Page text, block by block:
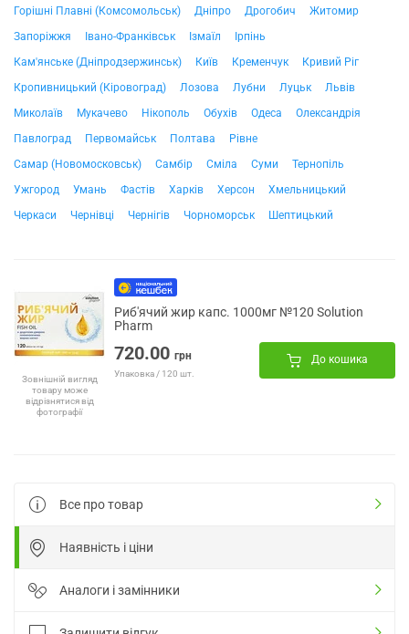
Горішні Плавні (Комсомольськ)
Дніпро Дрогобич
Житомир
Запоріжжя
Івано-Франківськ Ізмаїл
Ірпінь
Кам'янське (Дніпродзержинськ)
Київ Кременчук
Кривий Ріг
Кропивницький (Кіровоград)
Лозова Лубни Луцьк
Львів
Миколаїв
Мукачево Нікополь Обухів Одеса
Олександрія
Павлоград
Первомайськ Полтава
Рівне
Самар (Новомосковськ)
Самбір Сміла Суми
Тернопіль
Ужгород
Умань Фастів Харків Херсон
Хмельницький
Черкаси
Чернівці Чернігів Чорноморськ Шептицький
Зовнішній вигляд
товару може
відрізнятися від
фотографії
Риб'ячий жир капс. 1000мг №120 Solution
Pharm
720.00 грн
Упаковка / 120 шт.
До кошика
Все про товар
Наявність і ціни
Аналоги і замінники